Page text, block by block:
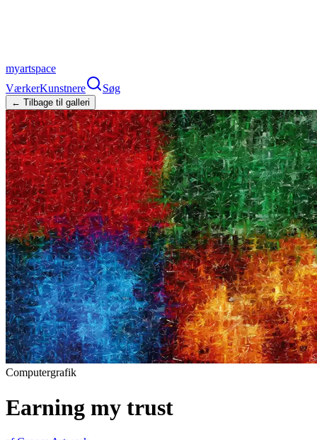
myartspace
VærkerKunstnere Søg
← Tilbage til galleri
Computergrafik
Earning my trust